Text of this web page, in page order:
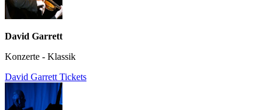
David Garrett
Konzerte - Klassik
David Garrett Tickets